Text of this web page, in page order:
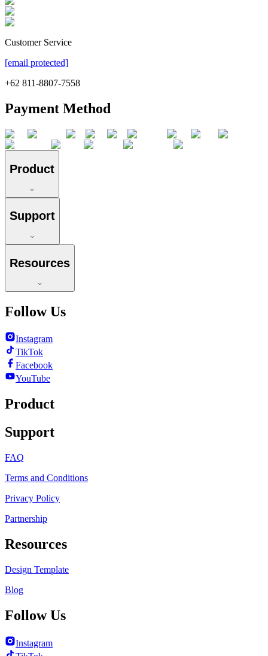
Customer Service
[email protected]
+62 811-8807-7558
Payment Method
Product
Support
Resources
Follow Us
Instagram
TikTok
Facebook
YouTube
Product
Support
FAQ
Terms and Conditions
Privacy Policy
Partnership
Resources
Design Template
Blog
Follow Us
Instagram